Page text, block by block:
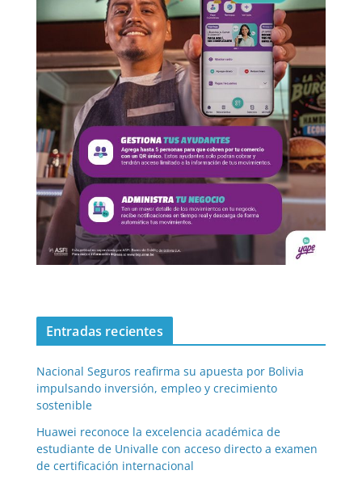
Entradas recientes
Nacional Seguros reafirma su apuesta por Bolivia
impulsando inversión, empleo y crecimiento
sostenible
Huawei reconoce la excelencia académica de
estudiante de Univalle con acceso directo a examen
de certificación internacional